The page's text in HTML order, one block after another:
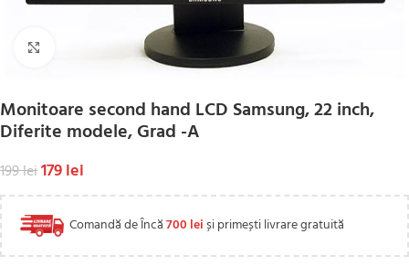
Monitoare second hand LCD Samsung, 22 inch,
Diferite modele, Grad -A
199lei179lei
Comandă de Încă700 leiși primești livrare gratuită